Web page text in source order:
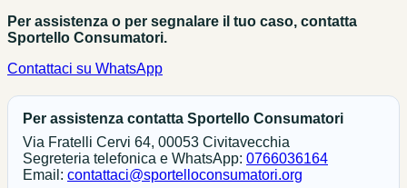
Per assistenza o per segnalare il tuo caso, contatta
Sportello Consumatori.
Contattaci su WhatsApp
Per assistenza contatta Sportello Consumatori
Via Fratelli Cervi 64, 00053 Civitavecchia
Segreteria telefonica e WhatsApp: 0766036164
Email: contattaci@sportelloconsumatori.org